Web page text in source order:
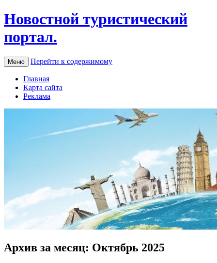
Новостной туристический
портал.
Меню Перейти к содержимому
Главная
Карта сайта
Реклама
Архив за месяц: Октябрь 2025